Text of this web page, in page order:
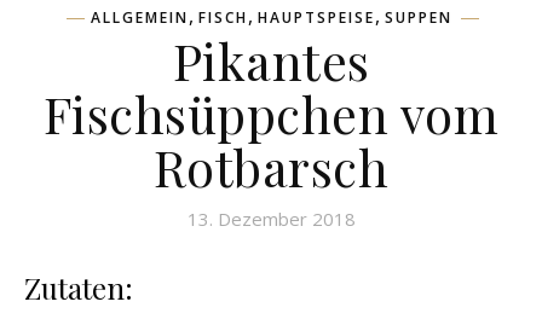
ALLGEMEIN, FISCH, HAUPTSPEISE, SUPPEN
Pikantes
Fischsüppchen vom
Rotbarsch
13. Dezember 2018
Zutaten: